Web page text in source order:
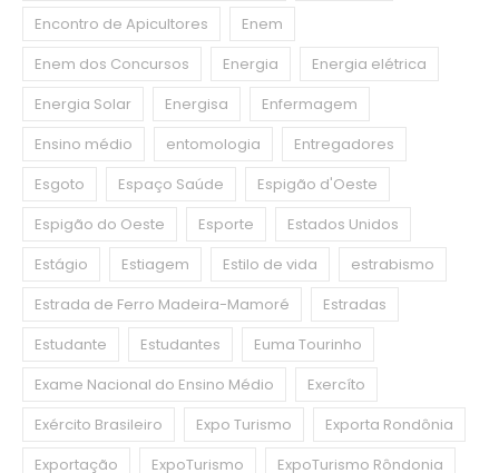
Encontro de Apicultores
Enem
Enem dos Concursos
Energia
Energia elétrica
Energia Solar
Energisa
Enfermagem
Ensino médio
entomologia
Entregadores
Esgoto
Espaço Saúde
Espigão d'Oeste
Espigão do Oeste
Esporte
Estados Unidos
Estágio
Estiagem Estilo de vida
estrabismo
Estrada de Ferro Madeira-Mamoré
Estradas
Estudante
Estudantes
Euma Tourinho
Exame Nacional do Ensino Médio
Exercíto
Exército Brasileiro
Expo Turismo
Exporta Rondônia
Exportação
ExpoTurismo
ExpoTurismo Rôndonia